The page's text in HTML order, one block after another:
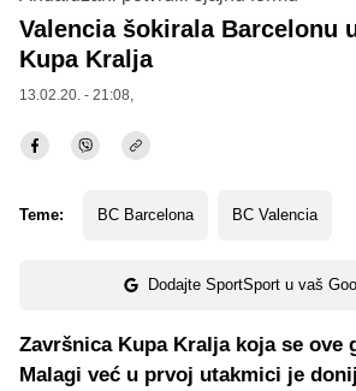
Valencia šokirala Barcelonu
Kupa Kralja
13.02.20. - 21:08,
Teme: BC Barcelona BC Valencia
Dodajte SportSport u vaš
Završnica Kupa Kralja koja se ove
Malagi već u prvoj utakmici je